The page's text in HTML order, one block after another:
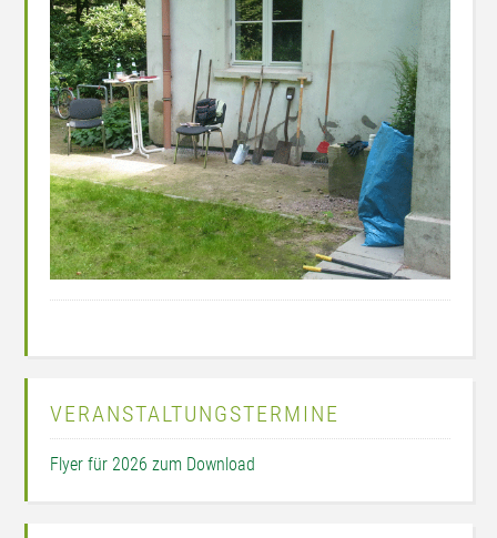
VERANSTALTUNGSTERMINE
Flyer für 2026 zum Download